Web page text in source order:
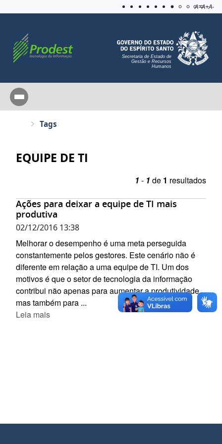
Aplicar
A=A+A-
Secretaria de Estado de
Gestão e Recursos
Humanos
Tags
EQUIPE DE TI
1 - 1 de 1 resultados
Ações para deixar a equipe de TI mais
produtiva
02/12/2016 13:38
Melhorar o desempenho é uma meta perseguida
constantemente pelos gestores. Este cenário não é
diferente em relação a uma equipe de TI. Um dos
motivos é que o setor de tecnologia da informação
contribui não apenas para aumentar a produtividade,
mas também para ...
Leia mais